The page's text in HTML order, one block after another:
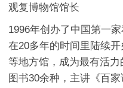
观复博物馆馆长
1996年创办了中国第一
在20多年的时间里陆续
等地方馆，成为最有活
图书30余种，主讲《百